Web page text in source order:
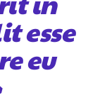
esse
eu